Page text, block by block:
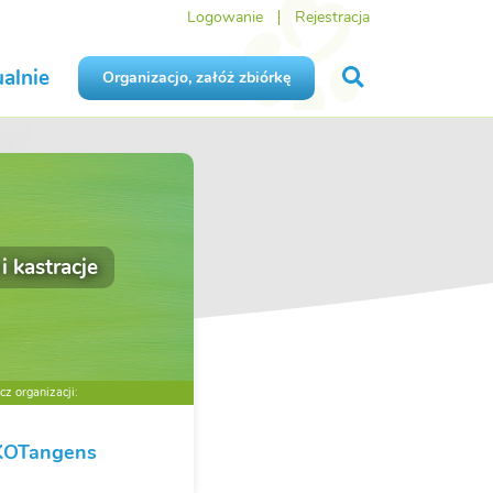
Logowanie Rejestracja
Organizacjo, załóż zbiórkę
kastracje
organizacji: